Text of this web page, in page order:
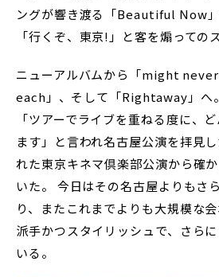
ングが響き渡る「Beautiful Now
「行くぞ、東京!」と客を煽っての
ニューアルバムから「might
each」、そして「Rightaway」へ
「ツアーでライブを重ねる度に、
ます」と言われ名古屋公演を拝見
れた東京キネマ倶楽部公演から確
いた。 今日はその名古屋よりもさ
り、またこれまでよりも大規模な
派手かつスタイリッシュで、さら
いる。